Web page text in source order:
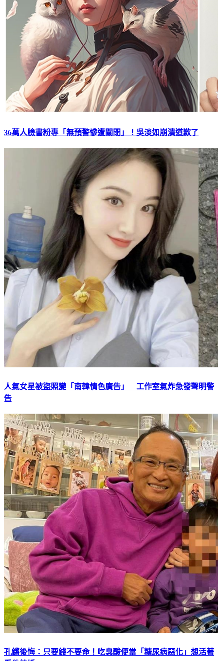
36萬人臉書粉專「無預警慘遭關閉」！吳淡如崩潰道歉了
人氣女星被盜照變「南韓情色廣告」 工作室氣炸急發聲明警
告
孔鏘後悔：只要錢不要命！吃臭酸便當「糖尿病惡化」想活著